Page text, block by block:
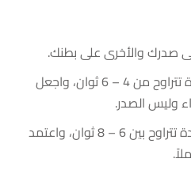
صدرك والأخرى على بطنك.
خذ نفس بطيء من الأنف لمدة تتراوح من 4 – 6 ثوان، واجعل
وليس الصدر.
اخرج هواء الزفير ببطء أيضاً لمدة تتراوح بين 6 – 8 ثوان، واعتمد